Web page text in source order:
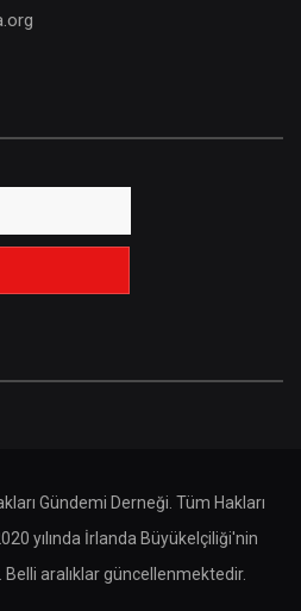
Gündemi Derneği. Tüm Hakları
yılında İrlanda Büyükelçiliği'nin
aralıklar güncellenmektedir.